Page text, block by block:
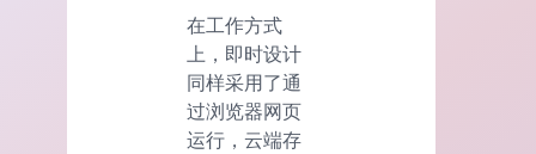
在工作方式
上，即时设计
同样采用了通
过浏览器网页
运行，云端存